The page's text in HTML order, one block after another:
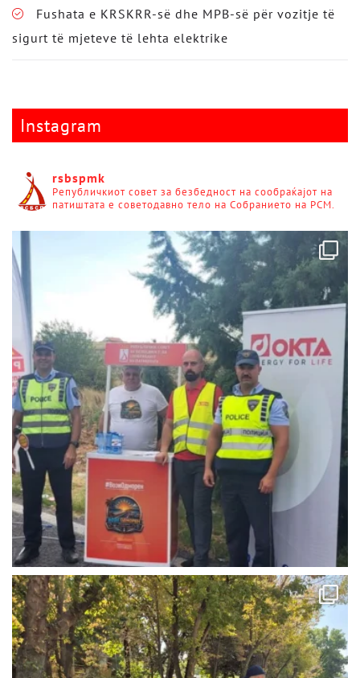
Fushata e KRSKRR-së dhe MPB-së për vozitje të
sigurt të mjeteve të lehta elektrike
Instagram
rsbspmk
Републичкиот совет за безбедност на сообраќајот на
патиштата е советодавно тело на Собранието на РСМ.